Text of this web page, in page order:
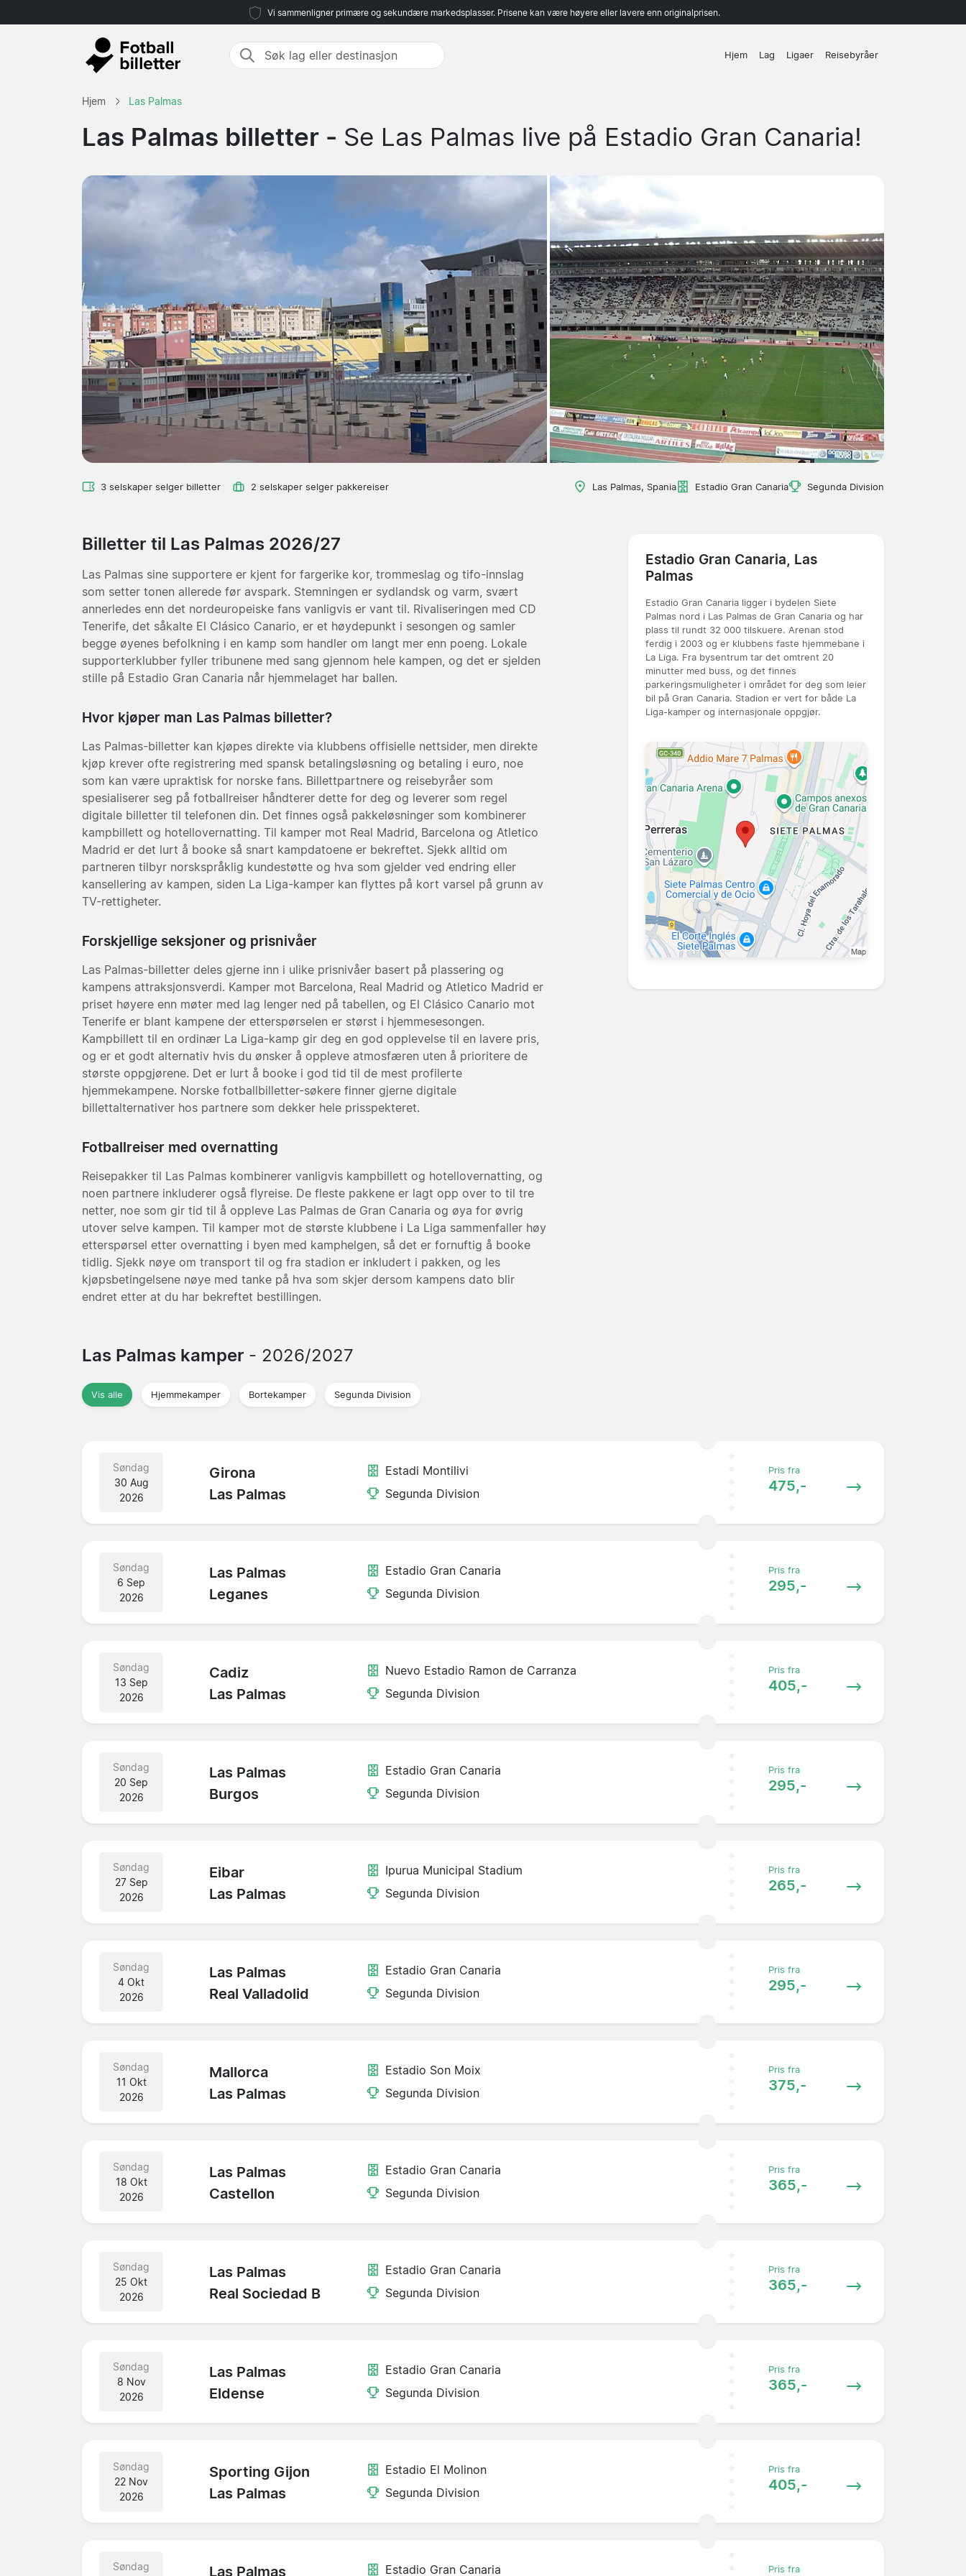
Vi sammenligner primære og sekundære markedsplasser. Prisene kan være høyere eller lavere enn originalprisen.
Hjem Lag Ligaer Reisebyråer
Hjem Las Palmas
Las Palmas billetter - Se Las Palmas live på Estadio Gran Canaria!
3 selskaper selger billetter 2 selskaper selger pakkereiser Las Palmas, Spania Estadio Gran Canaria Segunda Division
Billetter til Las Palmas 2026/27
Las Palmas sine supportere er kjent for fargerike kor, trommeslag og tifo-innslag
som setter tonen allerede før avspark. Stemningen er sydlandsk og varm, svært
annerledes enn det nordeuropeiske fans vanligvis er vant til. Rivaliseringen med CD
Tenerife, det såkalte El Clásico Canario, er et høydepunkt i sesongen og samler
begge øyenes befolkning i en kamp som handler om langt mer enn poeng. Lokale
supporterklubber fyller tribunene med sang gjennom hele kampen, og det er sjelden
stille på Estadio Gran Canaria når hjemmelaget har ballen.
Hvor kjøper man Las Palmas billetter?
Las Palmas-billetter kan kjøpes direkte via klubbens offisielle nettsider, men direkte
kjøp krever ofte registrering med spansk betalingsløsning og betaling i euro, noe
som kan være upraktisk for norske fans. Billettpartnere og reisebyråer som
spesialiserer seg på fotballreiser håndterer dette for deg og leverer som regel
digitale billetter til telefonen din. Det finnes også pakkeløsninger som kombinerer
kampbillett og hotellovernatting. Til kamper mot Real Madrid, Barcelona og Atletico
Madrid er det lurt å booke så snart kampdatoene er bekreftet. Sjekk alltid om
partneren tilbyr norskspråklig kundestøtte og hva som gjelder ved endring eller
kansellering av kampen, siden La Liga-kamper kan flyttes på kort varsel på grunn av
TV-rettigheter.
Forskjellige seksjoner og prisnivåer
Las Palmas-billetter deles gjerne inn i ulike prisnivåer basert på plassering og
kampens attraksjonsverdi. Kamper mot Barcelona, Real Madrid og Atletico Madrid er
priset høyere enn møter med lag lenger ned på tabellen, og El Clásico Canario mot
Tenerife er blant kampene der etterspørselen er størst i hjemmesesongen.
Kampbillett til en ordinær La Liga-kamp gir deg en god opplevelse til en lavere pris,
og er et godt alternativ hvis du ønsker å oppleve atmosfæren uten å prioritere de
største oppgjørene. Det er lurt å booke i god tid til de mest profilerte
hjemmekampene. Norske fotballbilletter-søkere finner gjerne digitale
billettalternativer hos partnere som dekker hele prisspekteret.
Fotballreiser med overnatting
Reisepakker til Las Palmas kombinerer vanligvis kampbillett og hotellovernatting, og
noen partnere inkluderer også flyreise. De fleste pakkene er lagt opp over to til tre
netter, noe som gir tid til å oppleve Las Palmas de Gran Canaria og øya for øvrig
utover selve kampen. Til kamper mot de største klubbene i La Liga sammenfaller høy
etterspørsel etter overnatting i byen med kamphelgen, så det er fornuftig å booke
tidlig. Sjekk nøye om transport til og fra stadion er inkludert i pakken, og les
kjøpsbetingelsene nøye med tanke på hva som skjer dersom kampens dato blir
endret etter at du har bekreftet bestillingen.
Estadio Gran Canaria, Las
Palmas
Estadio Gran Canaria ligger i bydelen Siete
Palmas nord i Las Palmas de Gran Canaria og har
plass til rundt 32 000 tilskuere. Arenan stod
ferdig i 2003 og er klubbens faste hjemmebane i
La Liga. Fra bysentrum tar det omtrent 20
minutter med buss, og det finnes
parkeringsmuligheter i området for deg som leier
bil på Gran Canaria. Stadion er vert for både La
Liga-kamper og internasjonale oppgjør.
Las Palmas kamper - 2026/2027
Vis alle Hjemmekamper Bortekamper Segunda Division
Søndag
30 Aug
2026
Girona
Las Palmas
Estadi Montilivi
Segunda Division
Pris fra
475,-
Søndag
6 Sep
2026
Las Palmas
Leganes
Estadio Gran Canaria
Segunda Division
Pris fra
295,-
Søndag
13 Sep
2026
Cadiz
Las Palmas
Nuevo Estadio Ramon de Carranza
Segunda Division
Pris fra
405,-
Søndag
20 Sep
2026
Las Palmas
Burgos
Estadio Gran Canaria
Segunda Division
Pris fra
295,-
Søndag
27 Sep
2026
Eibar
Las Palmas
Ipurua Municipal Stadium
Segunda Division
Pris fra
265,-
Søndag
4 Okt
2026
Las Palmas
Real Valladolid
Estadio Gran Canaria
Segunda Division
Pris fra
295,-
Søndag
11 Okt
2026
Mallorca
Las Palmas
Estadio Son Moix
Segunda Division
Pris fra
375,-
Søndag
18 Okt
2026
Las Palmas
Castellon
Estadio Gran Canaria
Segunda Division
Pris fra
365,-
Søndag
25 Okt
2026
Las Palmas
Real Sociedad B
Estadio Gran Canaria
Segunda Division
Pris fra
365,-
Søndag
8 Nov
2026
Las Palmas
Eldense
Estadio Gran Canaria
Segunda Division
Pris fra
365,-
Søndag
22 Nov
2026
Sporting Gijon
Las Palmas
Estadio El Molinon
Segunda Division
Pris fra
405,-
Søndag
Las Palmas Estadio Gran Canaria Pris fra